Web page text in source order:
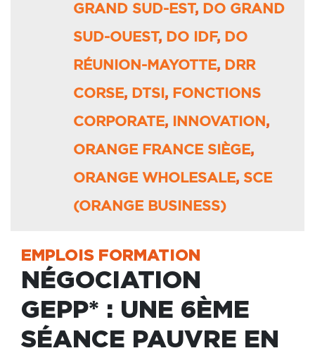
GRAND SUD-EST , DO GRAND
SUD-OUEST , DO IDF, DO
RÉUNION-MAYOTTE, DRR
CORSE, DTSI , FONCTIONS
CORPORATE, INNOVATION ,
ORANGE FRANCE SIÈGE,
ORANGE WHOLESALE, SCE
(ORANGE BUSINESS)
EMPLOIS FORMATION
NÉGOCIATION
GEPP* : UNE 6ÈME
SÉANCE PAUVRE EN